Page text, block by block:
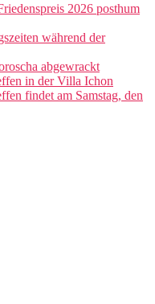
2026 posthum
während der
abgewrackt
in der Villa Ichon
findet am Samstag, den